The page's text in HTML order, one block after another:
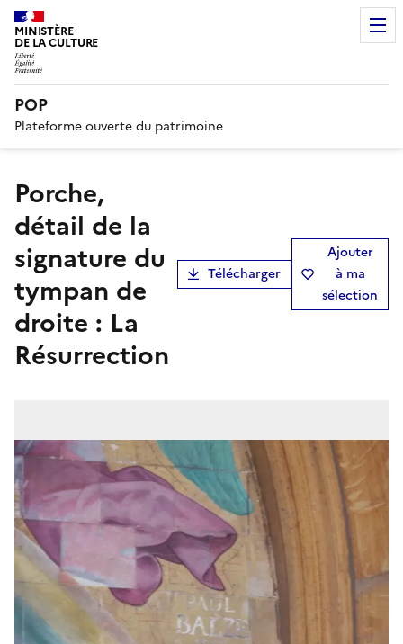
MINISTÈRE
DE LA CULTURE
POP
Plateforme ouverte du patrimoine
porche,
détail de la
signature du
tympan de
droite : La
Résurrection
Télécharger
Ajouter
à ma
sélection